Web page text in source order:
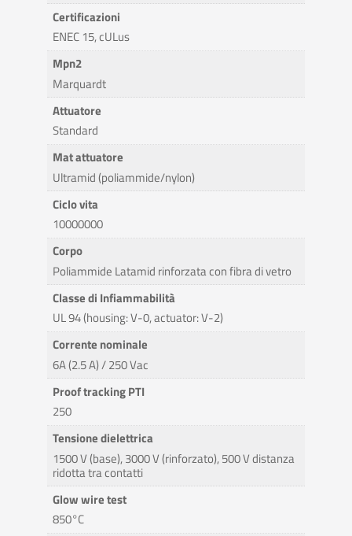
Certificazioni
ENEC 15, cULus
Mpn2
Marquardt
Attuatore
Standard
Mat attuatore
Ultramid (poliammide/nylon)
Ciclo vita
10000000
Corpo
Poliammide Latamid rinforzata con fibra di vetro
Classe di Infiammabilità
UL 94 (housing: V-0, actuator: V-2)
Corrente nominale
6A (2.5 A) / 250 Vac
Proof tracking PTI
250
Tensione dielettrica
1500 V (base), 3000 V (rinforzato), 500 V distanza
ridotta tra contatti
Glow wire test
850°C